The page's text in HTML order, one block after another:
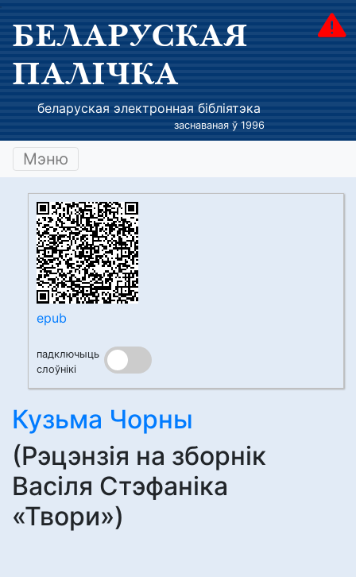
БЕЛАРУСКАЯ
ПАЛІЧКА
беларуская электронная бібліятэка
заснаваная ў 1996
Мэню
epub
падключыць
слоўнікі
Кузьма Чорны
(Рэцэнзія на зборнік
Васіля Стэфаніка
«Твори»)